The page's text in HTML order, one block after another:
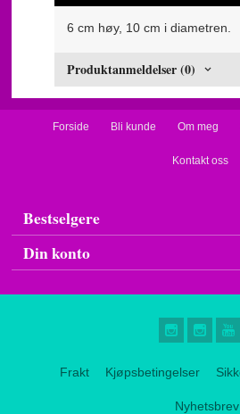
6 cm høy, 10 cm i diametren.
Produktanmeldelser (0)
Forside Bli kunde Om meg
Kontakt oss
Bestselgere
Din konto
Frakt Kjøpsbetingelser
Nyhetsbrev